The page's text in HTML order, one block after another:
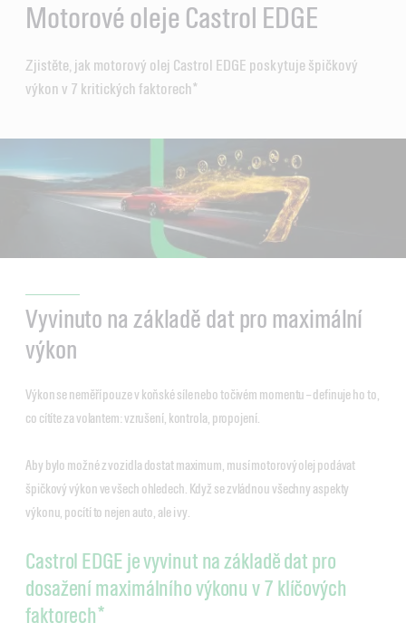
Motorové oleje Castrol EDGE
Zjistěte, jak motorový olej Castrol EDGE poskytuje špičkový
výkon v 7 kritických faktorech*
Vyvinuto na základě dat pro maximální
výkon
Výkon se neměří pouze v koňské síle nebo točivém momentu – definuje ho to,
co cítíte za volantem: vzrušení, kontrola, propojení.
Aby bylo možné z vozidla dostat maximum, musí motorový olej podávat
špičkový výkon ve všech ohledech. Když se zvládnou všechny aspekty
výkonu, pocítí to nejen auto, ale i vy.
Castrol EDGE je vyvinut na základě dat pro
dosažení maximálního výkonu v 7 klíčových
faktorech*